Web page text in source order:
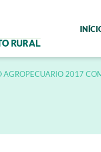
AGROPECUARIO 2017